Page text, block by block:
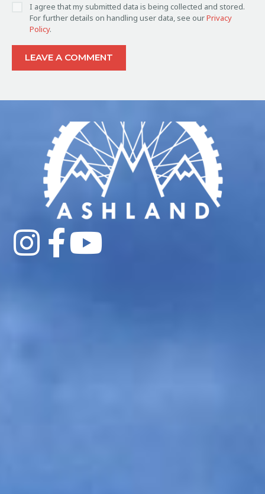
I agree that my submitted data is being collected and stored.
For further details on handling user data, see ourPrivacy
Policy.